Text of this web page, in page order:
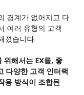
경계가 없어지고 다
여러 유형의 고객
졌습니다.
위해서는 EX를, 좋
다양한 고객 인터랙
용 방식이 조합된